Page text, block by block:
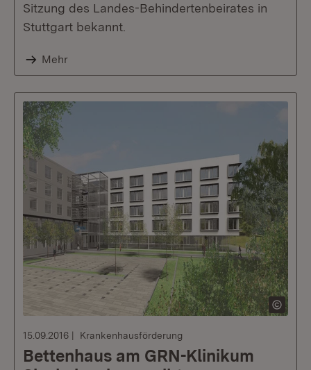
Sitzung des Landes-Behindertenbeirates in
Stuttgart bekannt.
Mehr
15.09.2016 Krankenhausförderung
Bettenhaus am GRN-Klinikum